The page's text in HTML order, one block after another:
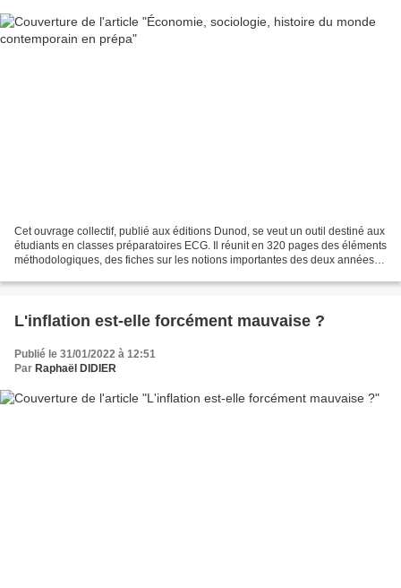
Cet ouvrage collectif, publié aux éditions Dunod, se veut un outil destiné aux
étudiants en classes préparatoires ECG. Il réunit en 320 pages des éléments
méthodologiques, des fiches sur les notions importantes des deux années,
L'inflation est-elle forcément mauvaise ?
Publié le 31/01/2022 à 12:51
Par Raphaël DIDIER